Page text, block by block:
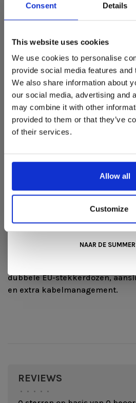
Consent Details
This website uses cookies
We use cookies to personalise
provide social media features and
We also share information about
our social media, advertising and
may combine it with other
provided to them or that they’ve
of their services.
Allow all
Customize
Zwart
Rand
Zwart
Wit
Links
Kabelbakken om de werkplek
Exclusief maar wel aan te
dubbele EU-stekkerdozen,
en extra kabelmanagement.
REVIEWS
• • • • •
woonaccessoires aan te schaffen met
In onze showroom vind je een
designmeubelen van gerenommeerde
merken. Onder andere
Gelderland,Swedese,Sculptures
voordelig verkrijgbaar. Profiteer van
de voorraad
Liever nieuw bestellen? Ook dan
designmeubel geheel naar wens
mag verwachten.
Kom langs in onze showroom, doe
mooiste aanbiedingen tijdens de
. De koffie of thee
NAAR DE